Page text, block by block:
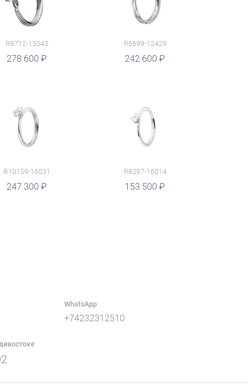
R8712-13043
278 600
R8699-12429
242 600
руб.
R10159-16031
247 300
R8297-16014
153 500
руб.
WhatsApp
+74232312510